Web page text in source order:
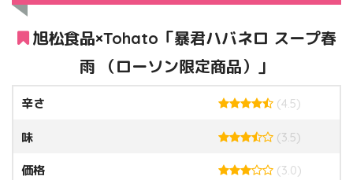
旭松食品×Tohato「暴君ハバネロ スープ春
雨 （ローソン限定商品）」
辛さ (4.5)
味 (3.5)
価格 (3.0)